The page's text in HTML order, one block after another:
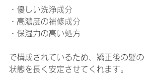
・優しい洗浄成分
・高濃度の補修成分
・保湿力の高い処方
で構成されているため、矯正後の髪の
状態を長く安定させてくれます。